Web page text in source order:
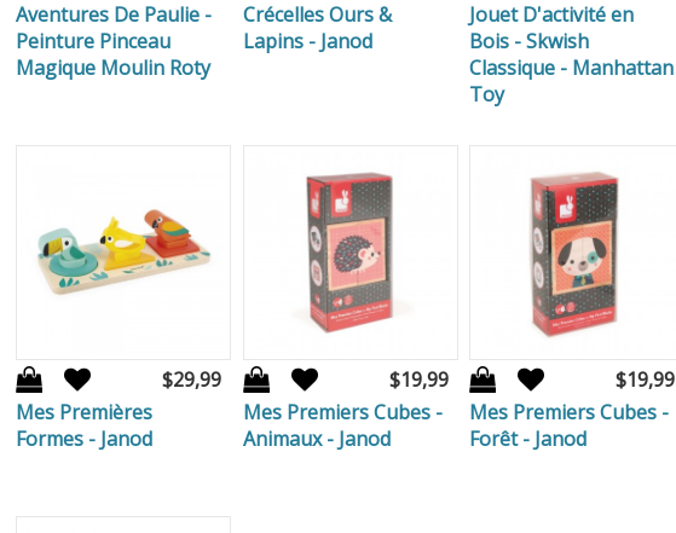
Aventures De Paulie -
Peinture Pinceau
Magique Moulin Roty
Crécelles Ours &
Lapins - Janod
Jouet D'activité en
Bois - Skwish
Classique - Manhattan
Toy
$29,99
Mes Premières
Formes - Janod
$19,99
Mes Premiers Cubes -
Animaux - Janod
$19,99
Mes Premiers Cubes -
Forêt - Janod